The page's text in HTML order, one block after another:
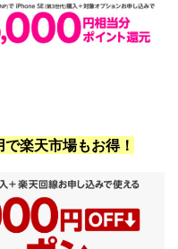
楽天市場もお得！